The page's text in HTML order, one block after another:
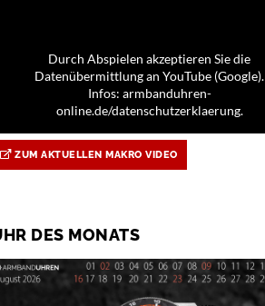
Durch Abspielen akzeptieren Sie die
Datenübermittlung an YouTube (Google).
Infos: armbanduhren-
online.de/datenschutzerklaerung.
ZUM AKTUELLEN MAKRO VIDEO
DES MONATS